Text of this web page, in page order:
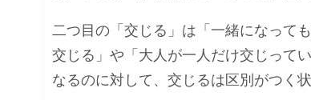
二つ目の「交じる」は「一緒になって
交じる」や「大人が一人だけ交じって
なるのに対して、交じるは区別がつく